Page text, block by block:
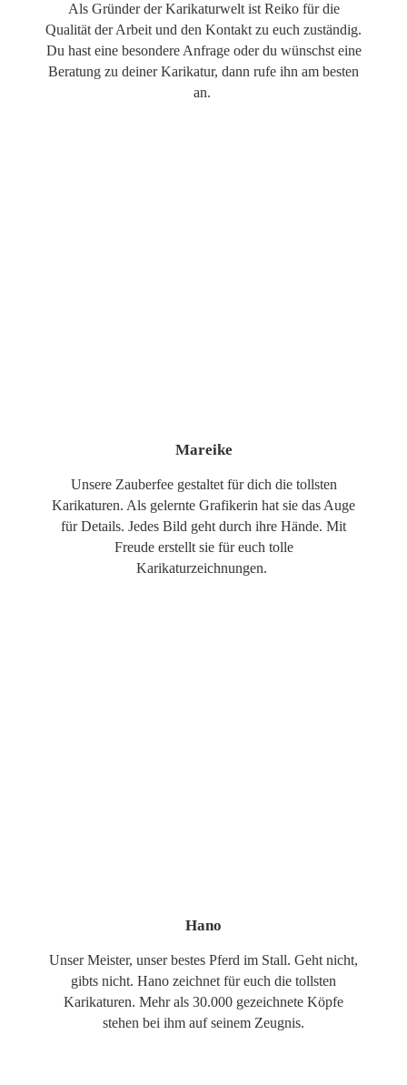
Als Gründer der Karikaturwelt ist Reiko für die
Qualität der Arbeit und den Kontakt zu euch zuständig.
Du hast eine besondere Anfrage oder du wünschst eine
Beratung zu deiner Karikatur, dann rufe ihn am besten
an.
Mareike
Unsere Zauberfee gestaltet für dich die tollsten
Karikaturen. Als gelernte Grafikerin hat sie das Auge
für Details. Jedes Bild geht durch ihre Hände. Mit
Freude erstellt sie für euch tolle
Karikaturzeichnungen.
Hano
Unser Meister, unser bestes Pferd im Stall. Geht nicht,
gibts nicht. Hano zeichnet für euch die tollsten
Karikaturen. Mehr als 30.000 gezeichnete Köpfe
stehen bei ihm auf seinem Zeugnis.